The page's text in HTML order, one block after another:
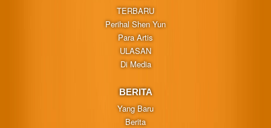
TERBARU
Perihal Shen Yun
Para Artis
ULASAN
Di Media
BERITA
Yang Baru
Berita